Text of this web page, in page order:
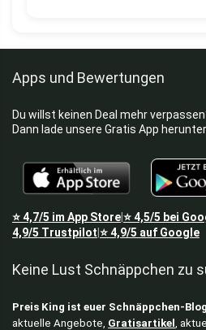
Apps und Bewertungen
Du willst keinen Deal mehr
Dann lade unsere Gratis App herunter.
⭐4,7/5 im App Store⭐4,5/5 bei
4,9/5 Trustpilot ⭐4,9/5 auf Google
Keine Lust Schnäppchen zu
Preis King ist euer Schnäppchen-Blog
aktuelle Angebote, Gratisartikel ,